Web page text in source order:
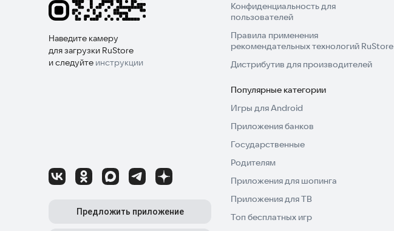
Наведите камеру
для загрузки RuStore
и следуйте инструкции
Предложить приложение
Конфиденциальность для
пользователей
Правила применения
рекомендательных технологий RuStore
Дистрибутив для производителей
Популярные категории
Игры для Android
Приложения банков
Государственные
Родителям
Приложения для шопинга
Приложения для ТВ
Топ бесплатных игр